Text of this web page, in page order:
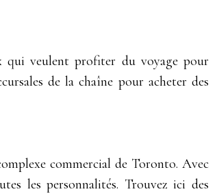
qui veulent profiter du voyage pour
de la chaîne pour acheter des
commercial de Toronto. Avec
les personnalités. Trouvez ici des